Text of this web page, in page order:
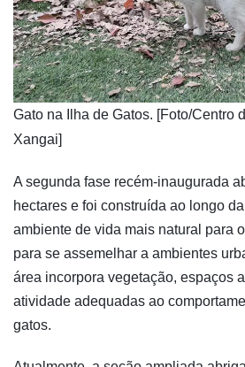
​Gato na Ilha de Gatos. [Foto/Centro
Xangai]
A segunda fase recém-inaugurada
hectares e foi construída ao longo
ambiente de vida mais natural para
para se assemelhar a ambientes
área incorpora vegetação, espaços
atividade adequadas ao
gatos.